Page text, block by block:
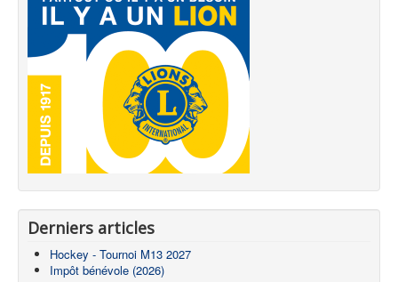
Derniers articles
Hockey - Tournoi M13 2027
Impôt bénévole (2026)